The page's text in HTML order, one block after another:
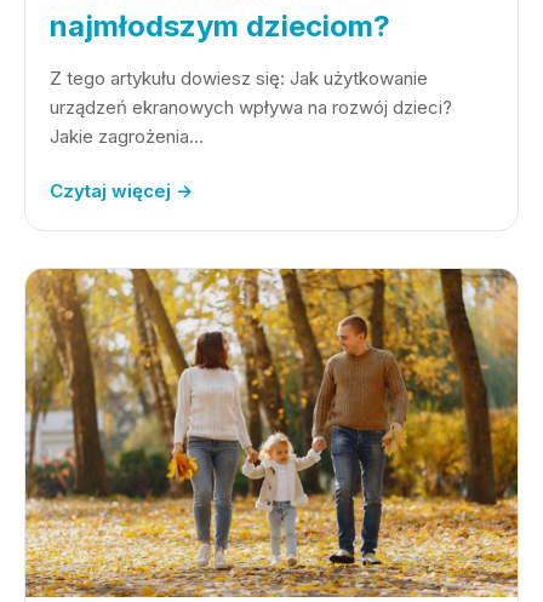
najmłodszym dzieciom?
Z tego artykułu dowiesz się: Jak użytkowanie
urządzeń ekranowych wpływa na rozwój dzieci?
Jakie zagrożenia…
Czytaj więcej →